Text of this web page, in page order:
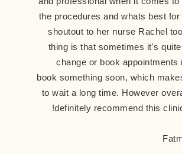
the procedures and whats best for
shoutout to her nurse Rachel
thing is that sometimes it's
change or book appointments
book something soon, which
to wait a long time. However
definitely recommend this